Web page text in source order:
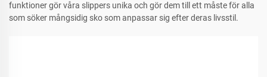
funktioner gör våra slippers unika och gör dem till ett måste för alla
som söker mångsidig sko som anpassar sig efter deras livsstil.